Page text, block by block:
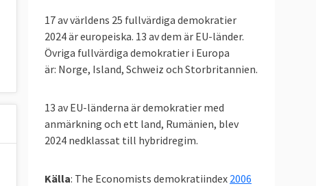
17 av världens 25 fullvärdiga demokratier
2024 är europeiska. 13 av dem är EU-länder.
Övriga fullvärdiga demokratier i Europa
är: Norge, Island, Schweiz och Storbritannien.
13 av EU-länderna är demokratier med
anmärkning och ett land, Rumänien, blev
2024 nedklassat till hybridregim.
Källa: The Economists demokratiindex 2006